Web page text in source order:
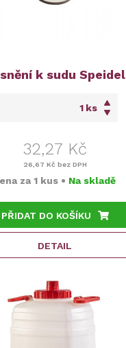
k sudu Speidel
ks
32,27 Kč
26,67 Kč bez DPH
za 1 kus • Na skladě
PŘIDAT DO KOŠÍKU
DETAIL